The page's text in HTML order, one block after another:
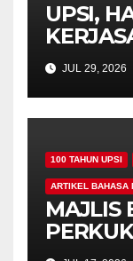
UPSI,
JUL 29, 2026
100 TAHUN UPSI
ARTIKEL BAHASA
MAJLIS